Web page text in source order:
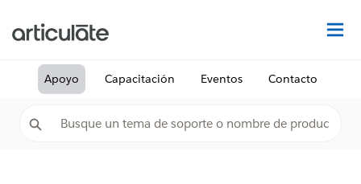
Apoyo Capacitación Eventos Contacto